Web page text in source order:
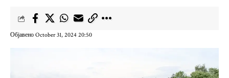
Објавено October 31, 2024 20:50